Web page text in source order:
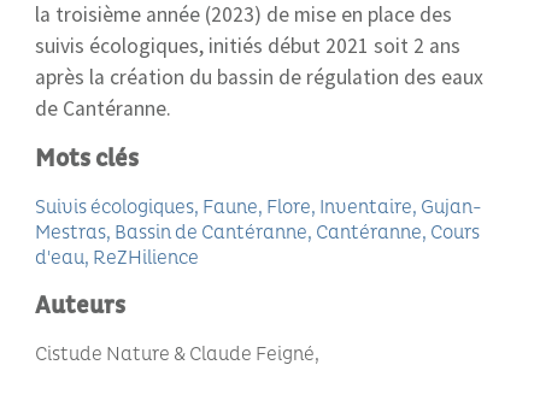
la troisième année (2023) de mise en place des
suivis écologiques, initiés début 2021 soit 2 ans
après la création du bassin de régulation des eaux
de Cantéranne.
Mots clés
Suivis écologiques Faune Flore Inventaire Gujan-
Mestras Bassin de Cantéranne Cantéranne Cours
d'eau ReZHilience
Auteurs
Cistude Nature & Claude Feigné